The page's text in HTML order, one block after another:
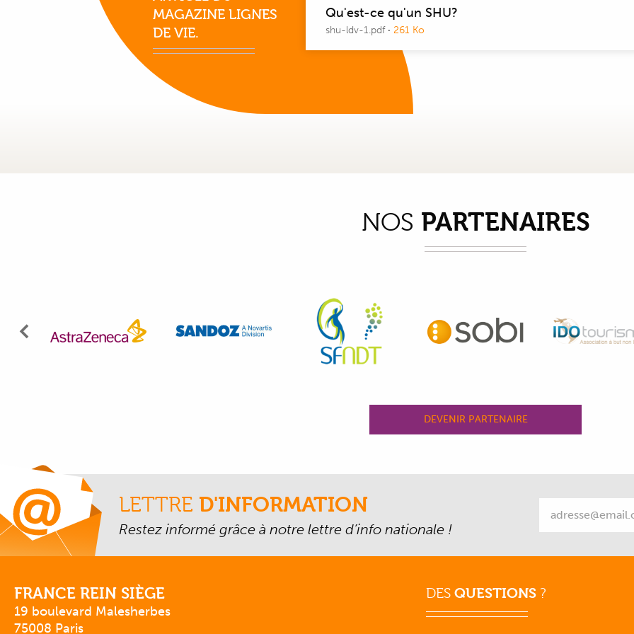
MAGAZINE LIGNES
DE VIE.
Qu'est-ce qu'un SHU?
shu-ldv-1.pdf· 261 Ko
NOS PARTENAIRES
Précédent
DEVENIR PARTENAIRE
LETTRE D'INFORMATION
Restez informé grâce à notre lettre d’info nationale !
FRANCE REIN SIÈGE
19 boulevard Malesherbes
75008 Paris
DES QUESTIONS?